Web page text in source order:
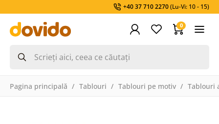
+40 37 710 2270(Lu-Vi: 10 - 15)
0
Pagina principală Tablouri Tablouri pe motiv Tablouri